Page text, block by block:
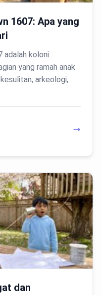
1607: Apa yang
adalah koloni
yang ramah anak
arkeologi,
dan